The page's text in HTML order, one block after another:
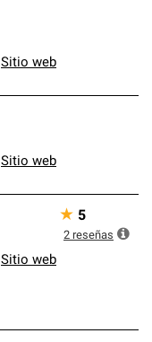
Sitio web
Sitio web
Sitio web
★ 5
2 reseñas